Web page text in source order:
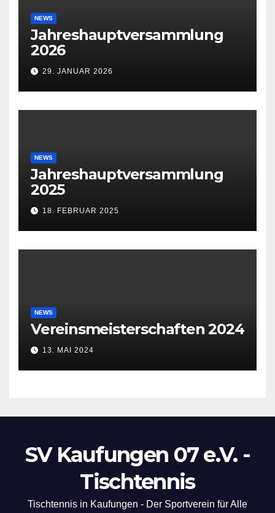
NEWS
Jahreshauptversammlung
2026
29. JANUAR 2026
NEWS
Jahreshauptversammlung
2025
18. FEBRUAR 2025
NEWS
Vereinsmeisterschaften 2024
13. MAI 2024
SV Kaufungen 07 e.V. -
Tischtennis
Tischtennis in Kaufungen - Der Sportverein für Alle